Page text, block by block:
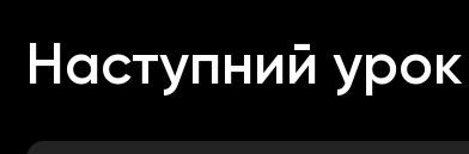
Наступний урок